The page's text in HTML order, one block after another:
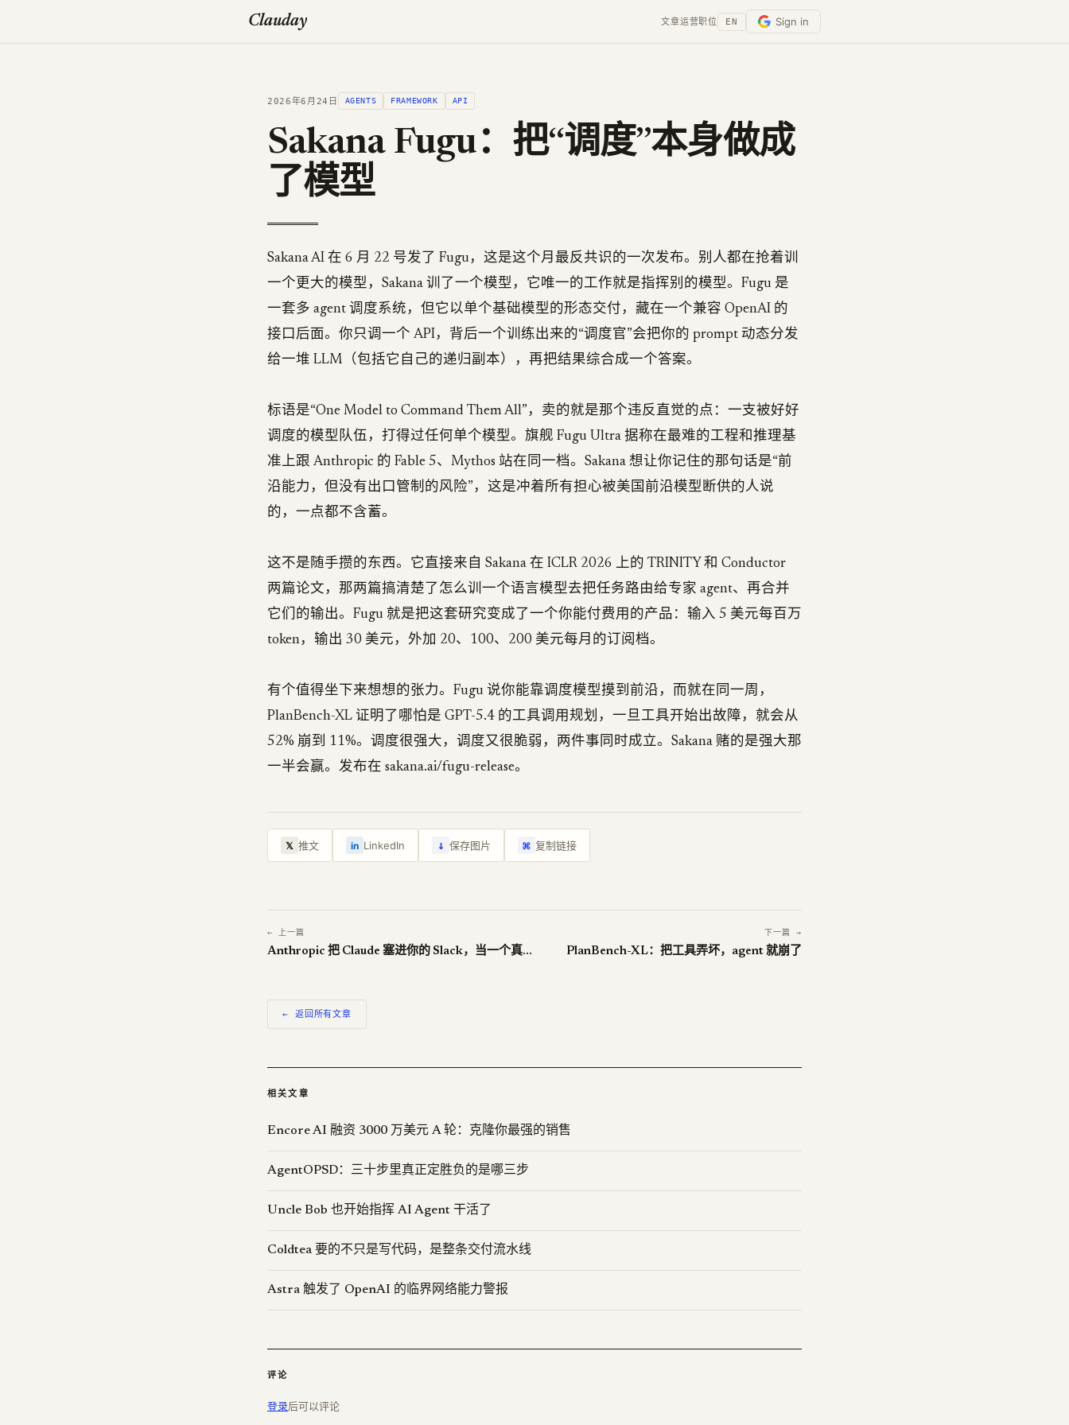
Clauday 文章运营职位 EN Sign in
2026年6月24日 AGENTS FRAMEWORK API
Sakana Fugu：把“调度”本身做成
了模型
Sakana AI 在 6 月 22 号发了 Fugu，这是这个月最反共识的一次发布。别人都在抢着训
一个更大的模型，Sakana 训了一个模型，它唯一的工作就是指挥别的模型。Fugu 是
一套多 agent 调度系统，但它以单个基础模型的形态交付，藏在一个兼容 OpenAI 的
接口后面。你只调一个 API，背后一个训练出来的“调度官”会把你的 prompt 动态分发
给一堆 LLM（包括它自己的递归副本），再把结果综合成一个答案。
标语是“One Model to Command Them All”，卖的就是那个违反直觉的点：一支被好好
调度的模型队伍，打得过任何单个模型。旗舰 Fugu Ultra 据称在最难的工程和推理基
准上跟 Anthropic 的 Fable 5、Mythos 站在同一档。Sakana 想让你记住的那句话是“前
沿能力，但没有出口管制的风险”，这是冲着所有担心被美国前沿模型断供的人说
的，一点都不含蓄。
这不是随手攒的东西。它直接来自 Sakana 在 ICLR 2026 上的 TRINITY 和 Conductor
两篇论文，那两篇搞清楚了怎么训一个语言模型去把任务路由给专家 agent、再合并
它们的输出。Fugu 就是把这套研究变成了一个你能付费用的产品：输入 5 美元每百万
token，输出 30 美元，外加 20、100、200 美元每月的订阅档。
有个值得坐下来想想的张力。Fugu 说你能靠调度模型摸到前沿，而就在同一周，
PlanBench-XL 证明了哪怕是 GPT-5.4 的工具调用规划，一旦工具开始出故障，就会从
52% 崩到 11%。调度很强大，调度又很脆弱，两件事同时成立。Sakana 赌的是强大那
一半会赢。发布在 sakana.ai/fugu-release。
𝕏 推文 in LinkedIn ↓ 保存图片 ⌘ 复制链接
← 上一篇
Anthropic 把 Claude 塞进你的 Slack，当一个真同事用
下一篇 →
PlanBench-XL：把工具弄坏，agent 就崩了
← 返回所有文章
相关文章
Encore AI 融资 3000 万美元 A 轮：克隆你最强的销售
AgentOPSD：三十步里真正定胜负的是哪三步
Uncle Bob 也开始指挥 AI Agent 干活了
Coldtea 要的不只是写代码，是整条交付流水线
Astra 触发了 OpenAI 的临界网络能力警报
评论
登录后可以评论